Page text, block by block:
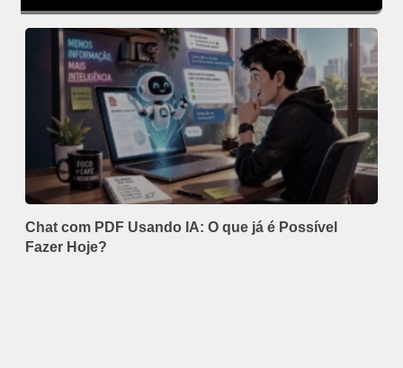
Chat com PDF Usando IA: O que já é Possível
Fazer Hoje?